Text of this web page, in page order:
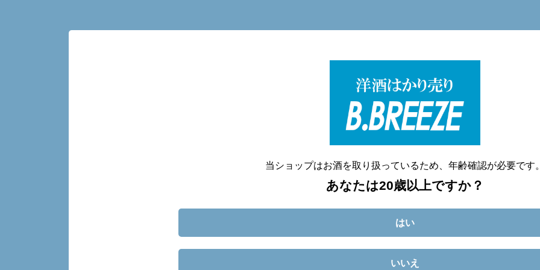
当ショップはお酒を取り扱っているため、年齢確認が必要です
あなたは20歳以上ですか？
はい
いいえ
洋酒量り売り専門店
20歳未満へのお酒の販売は致しません。